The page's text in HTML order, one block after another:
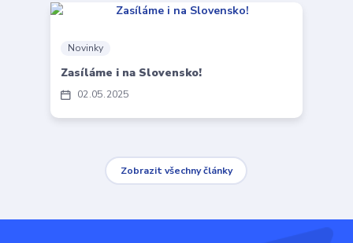
02 05 2025
Novinky
Zasíláme i na Slovensko!
Zobrazit všechny články